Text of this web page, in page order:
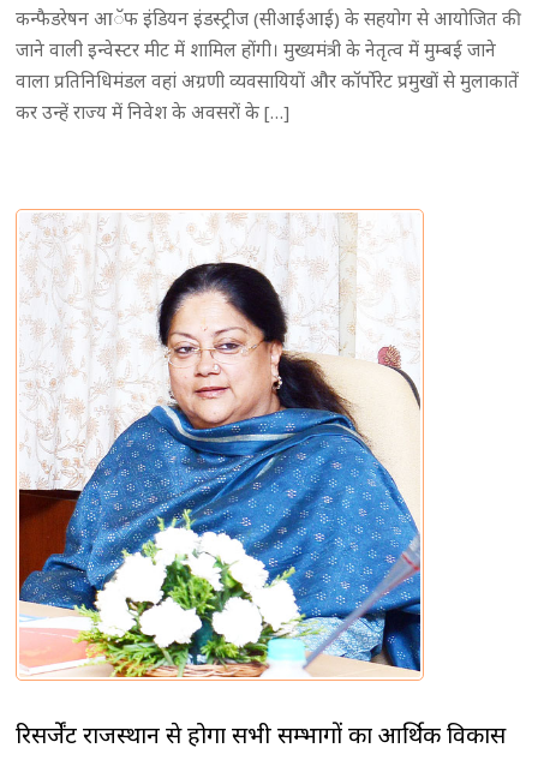
कन्फैडरेषन आॅफ इंडियन इंडस्ट्रीज (सीआईआई) के सहयोग से आयोजित की
जाने वाली इन्वेस्टर मीट में शामिल होंगी। मुख्यमंत्री के नेतृत्व में मुम्बई जाने
वाला प्रतिनिधिमंडल वहां अग्रणी व्यवसायियों और कॉर्पोरेट प्रमुखों से मुलाकातें
कर उन्हें राज्य में निवेश के अवसरों के […]
रिसर्जेंट राजस्थान से होगा सभी सम्भागों का आर्थिक विकास